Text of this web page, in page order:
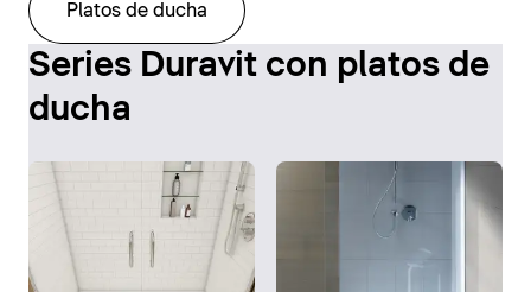
Platos de ducha
Series Duravit con platos de
ducha